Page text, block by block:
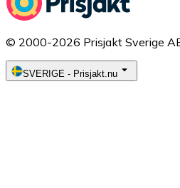
© 2000-2026 Prisjakt Sverige
SVERIGE - Prisjakt.nu